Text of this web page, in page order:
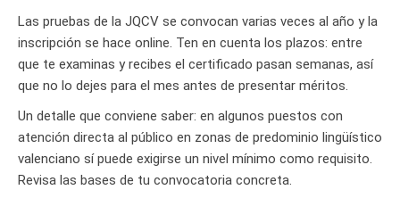
Las pruebas de la JQCV se convocan varias veces al año y la
inscripción se hace online. Ten en cuenta los plazos: entre
que te examinas y recibes el certificado pasan semanas, así
que no lo dejes para el mes antes de presentar méritos.
Un detalle que conviene saber: en algunos puestos con
atención directa al público en zonas de predominio lingüístico
valenciano sí puede exigirse un nivel mínimo como requisito.
Revisa las bases de tu convocatoria concreta.